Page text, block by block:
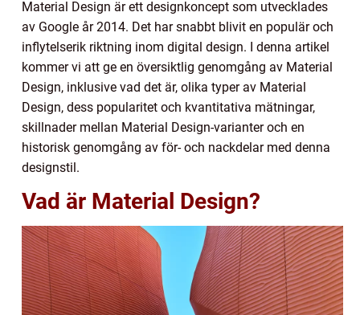
Material Design är ett designkoncept som utvecklades
av Google år 2014. Det har snabbt blivit en populär och
inflytelserik riktning inom digital design. I denna artikel
kommer vi att ge en översiktlig genomgång av Material
Design, inklusive vad det är, olika typer av Material
Design, dess popularitet och kvantitativa mätningar,
skillnader mellan Material Design-varianter och en
historisk genomgång av för- och nackdelar med denna
designstil.
Vad är Material Design?